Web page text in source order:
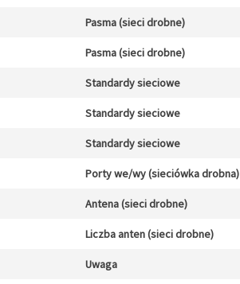
Pasma (sieci drobne)
Pasma (sieci drobne)
Standardy sieciowe
Standardy sieciowe
Standardy sieciowe
Porty we/wy (sieciówka drobna)
Antena (sieci drobne)
Liczba anten (sieci drobne)
Uwaga